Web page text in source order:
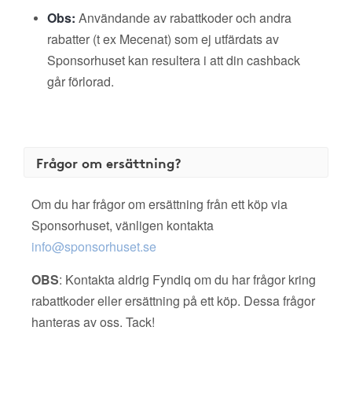
Obs: Användande av rabattkoder och andra
rabatter (t ex Mecenat) som ej utfärdats av
Sponsorhuset kan resultera i att din cashback
går förlorad.
Frågor om ersättning?
Om du har frågor om ersättning från ett köp via
Sponsorhuset, vänligen kontakta
info@sponsorhuset.se
OBS: Kontakta aldrig Fyndiq om du har frågor kring
rabattkoder eller ersättning på ett köp. Dessa frågor
hanteras av oss. Tack!